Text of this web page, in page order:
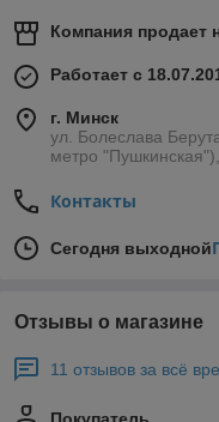
Компания продает
Работает с
г. Минск
ул. Болеслава
метро
Контакты
Сегодня выходной
Отзывы о магазине
11 отзывов за всё